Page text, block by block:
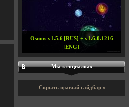
Osmos v1.5.6 [RUS] + v1.6.0.1216
[ENG]
Мы в социалках
Скрыть правый сайдбар »